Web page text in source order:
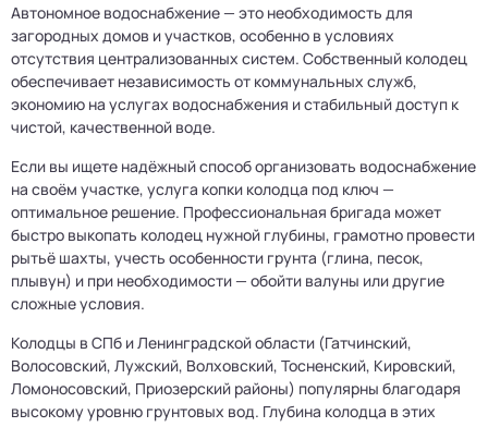
Автономное водоснабжение — это необходимость для
загородных домов и участков, особенно в условиях
отсутствия централизованных систем. Собственный колодец
обеспечивает независимость от коммунальных служб,
экономию на услугах водоснабжения и стабильный доступ к
чистой, качественной воде.
Если вы ищете надёжный способ организовать водоснабжение
на своём участке, услуга копки колодца под ключ —
оптимальное решение. Профессиональная бригада может
быстро выкопать колодец нужной глубины, грамотно провести
рытьё шахты, учесть особенности грунта (глина, песок,
плывун) и при необходимости — обойти валуны или другие
сложные условия.
Колодцы в СПб и Ленинградской области (Гатчинский,
Волосовский, Лужский, Волховский, Тосненский, Кировский,
Ломоносовский, Приозерский районы) популярны благодаря
высокому уровню грунтовых вод. Глубина колодца в этих